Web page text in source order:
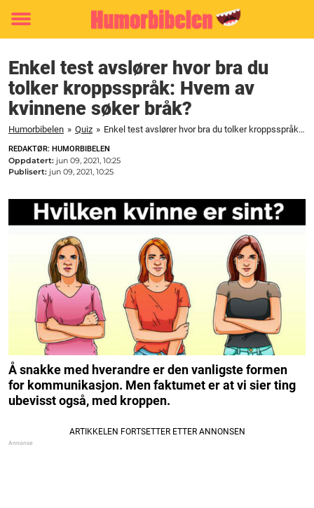
Toggle
Enkel test avslører hvor bra du
tolker kroppsspråk: Hvem av
kvinnene søker bråk?
Humorbibelen » Quiz » Enkel test avslører hvor bra du tolker kroppsspråk: Hvem av kvinnene søker bråk?
REDAKTØR: HUMORBIBELEN
Oppdatert: jun 09, 2021, 10:25
Publisert: jun 09, 2021, 10:25
Å snakke med hverandre er den vanligste formen
for kommunikasjon. Men faktumet er at vi sier ting
ubevisst også, med kroppen.